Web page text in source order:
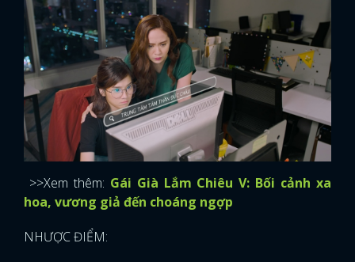
>>Xem thêm: Gái Già Lắm Chiêu V: Bối cảnh xa
hoa, vương giả đến choáng ngợp
NHƯỢC ĐIỂM: